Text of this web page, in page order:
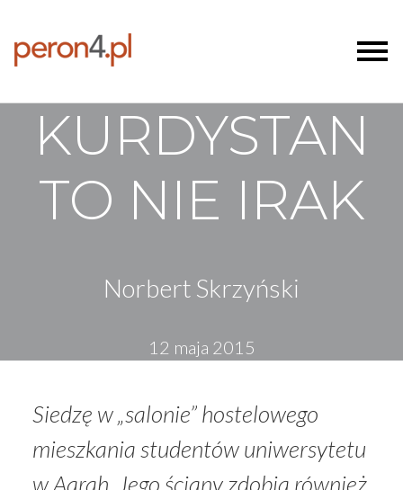
KURDYSTAN
TO NIE IRAK
Norbert Skrzyński
12 maja 2015
Siedzę w „salonie” hostelowego
mieszkania studentów uniwersytetu
w Aqrah. Jego ściany zdobią również